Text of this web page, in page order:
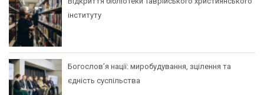
інституту
Богослов’я нації: миробудування, зцілення та
єдність суспільства